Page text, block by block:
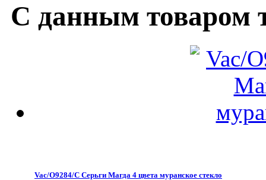
С данным товаром
Vac/O9284/С Серьги Магда 4 цвета муранское стекло